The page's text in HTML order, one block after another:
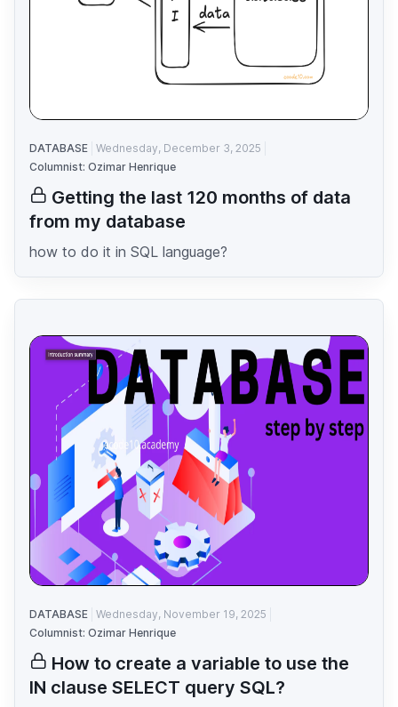
DATABASE Wednesday, December 3, 2025
Columnist: Ozimar Henrique
Getting the last 120 months of data
from my database
how to do it in SQL language?
DATABASE Wednesday, November 19, 2025
Columnist: Ozimar Henrique
How to create a variable to use the
IN clause SELECT query SQL?